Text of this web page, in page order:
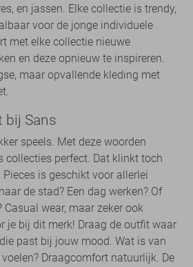
en jassen. Elke collectie is trendy,
voor de jonge individuele
met elke collectie nieuwe
en deze opnieuw te inspireren.
maar opvallende kleding met
bij Sans
speels. Met deze woorden
collecties perfect. Dat klinkt toch
Pieces is geschikt voor allerlei
de stad? Een dag werken? Of
Casual wear, maar zeker ook
je bij dit merk! Draag de outfit waar
past bij jouw mood. Wat is van
Draagcomfort natuurlijk. De